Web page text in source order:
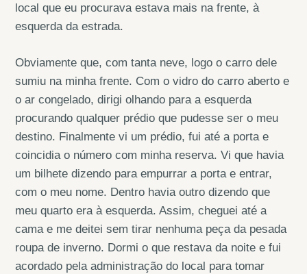
local que eu procurava estava mais na frente, à
esquerda da estrada.
Obviamente que, com tanta neve, logo o carro dele
sumiu na minha frente. Com o vidro do carro aberto e
o ar congelado, dirigi olhando para a esquerda
procurando qualquer prédio que pudesse ser o meu
destino. Finalmente vi um prédio, fui até a porta e
coincidia o número com minha reserva. Vi que havia
um bilhete dizendo para empurrar a porta e entrar,
com o meu nome. Dentro havia outro dizendo que
meu quarto era à esquerda. Assim, cheguei até a
cama e me deitei sem tirar nenhuma peça da pesada
roupa de inverno. Dormi o que restava da noite e fui
acordado pela administração do local para tomar